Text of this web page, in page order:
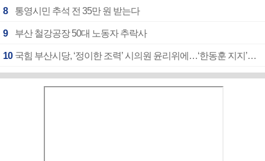
8 통영시민 추석 전 35만 원 받는다
9 부산 철강공장 50대 노동자 추락사
10 국힘 부산시당, ‘정이한 조력’ 시의원 윤리위에…‘한동훈 지지’도 신고접수